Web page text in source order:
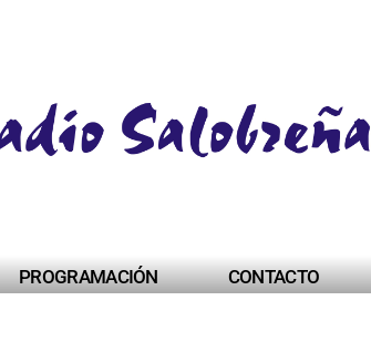
PROGRAMACIÓN CONTACTO